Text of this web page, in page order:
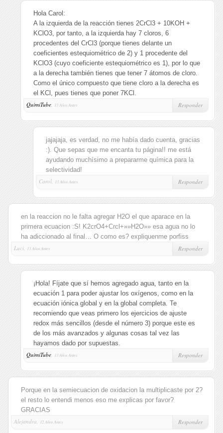
Hola Carol:
A la izquierda de la reacción tienes 2CrCl3 + 10KOH +
KClO3, por tanto, a la izquierda hay 7 cloros, 6
procedentes del CrCl3 (porque tienes delante un
coeficientes estequiométrico de 2) y 1 procedente del
KClO3 (cuyo coeficiente estequiométrico es 1), por lo que
a la derecha también tienes que tener 7 átomos de cloro.
Como el único compuesto que tiene cloro a la derecha es
el KCl, pues tienes que poner 7KCl.
QuimiTube, 13 Años Antes Responder
jajajaja, es verdad, no me había dado cuenta, gracias
:). Que sepas que me encanta tu página!! me está
ayudando muchísimo a prepararme química para la
selectividad!
Carol,
13 Años Antes Responder
en la reaccion no le falta agregar H2O el que aparace en la
primera ecuacion :S! K2crO4+Crcl+»»H2O»» esa agua no lo
ha adiccionado al final… O como es? expliquenme porfiss
Luci,
13 Años Antes Responder
¡Hola! Fíjate que sí hemos agregado agua, tanto en la
ecuación 1 para poder ajustar los oxígenos, como en la
ecuación iónica global y en la global completa. Te
recomiendo que veas primero los ejercicios de ajuste
redox más sencillos (desde el número 3) porque este es
de los más avanzados y algunas cosas tal vez las
hayamos dado por supuestas.
QuimiTube, 13 Años Antes Responder
Porque en la semiecuacion de oxidacion la multiplicaste por 2?
el resto lo entendi menos eso me explicas por favor?
GRACIAS
Alejandra,
12 Años Antes Responder